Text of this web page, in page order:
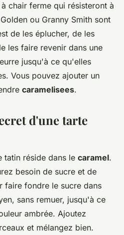
chair ferme qui résisteront à
ou Granny Smith sont
de les éplucher, de les
les faire revenir dans une
jusqu'à ce qu'elles
Vous pouvez ajouter un
caramelisees.
d'une tarte
tatin réside dans le caramel.
besoin de sucre et de
faire fondre le sucre dans
sans remuer, jusqu'à ce
ambrée. Ajoutez
et mélangez bien.